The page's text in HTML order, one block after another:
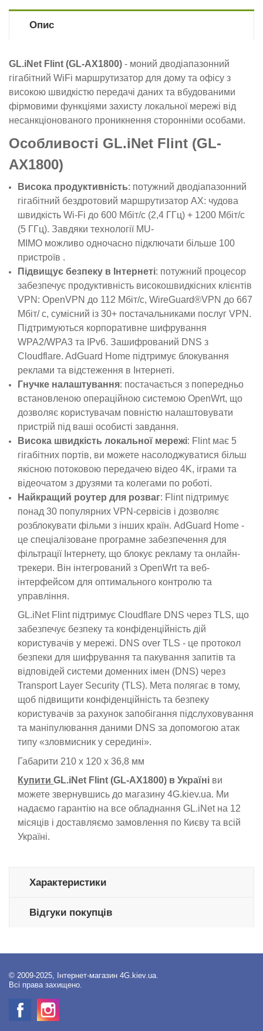
Опис
GL.iNet Flint (GL-AX1800) - моний дводіапазонний
гігабітний WiFi маршрутизатор для дому та офісу з
високою швидкістю передачі даних та вбудованими
фірмовими функціями захисту локальної мережі від
несанкціонованого проникнення сторонніми особами.
Особливості GL.iNet Flint (GL-
AX1800)
Висока продуктивність: потужний дводіапазонний
гігабітний бездротовий маршрутизатор AX: чудова
швидкість Wi-Fi до 600 Мбіт/с (2,4 ГГц) + 1200 Мбіт/с
(5 ГГц). Завдяки технології MU-
MIMO можливо одночасно підключати більше 100
пристроїв .
Підвищує безпеку в Інтернеті: потужний процесор
забезпечує продуктивність високошвидкісних клієнтів
VPN: OpenVPN до 112 Мбіт/с, WireGuard®VPN до 667
Мбіт/ с, сумісний із 30+ постачальниками послуг VPN.
Підтримуються корпоративне шифрування
WPA2/WPA3 та IPv6. Зашифрований DNS з
Cloudflare. AdGuard Home підтримує блокування
реклами та відстеження в Інтернеті.
Гнучке налаштування: постачається з попередньо
встановленою операційною системою OpenWrt, що
дозволяє користувачам повністю налаштовувати
пристрій під ваші особисті завдання.
Висока швидкість локальної мережі: Flint має 5
гігабітних портів, ви можете насолоджуватися більш
якісною потоковою передачею відео 4K, іграми та
відеочатом з друзями та колегами по роботі.
Найкращий роутер для розваг: Flint підтримує
понад 30 популярних VPN-сервісів і дозволяє
розблокувати фільми з інших країн. AdGuard Home -
це спеціалізоване програмне забезпечення для
фільтрації Інтернету, що блокує рекламу та онлайн-
трекери. Він інтегрований з OpenWrt та веб-
інтерфейсом для оптимального контролю та
управління.
GL.iNet Flint підтримує Cloudflare DNS через TLS, що
забезпечує безпеку та конфіденційність дій
користувачів у мережі. DNS over TLS - це протокол
безпеки для шифрування та пакування запитів та
відповідей системи доменних імен (DNS) через
Transport Layer Security (TLS). Мета полягає в тому,
щоб підвищити конфіденційність та безпеку
користувачів за рахунок запобігання підслуховування
та маніпулювання даними DNS за допомогою атак
типу «зловмисник у середині».
Габарити 210 х 120 х 36,8 мм
КупитиGL.iNet Flint (GL-AX1800) в Україні ви
можете звернувшись до магазину 4G.kiev.ua. Ми
надаємо гарантію на все обладнання GL.iNet на 12
місяців і доставляємо замовлення по Києву та всій
Україні.
Характеристики
Відгуки покупців
© 2009-2025, Інтернет-магазин 4G.kiev.ua.
Всі права захищено.